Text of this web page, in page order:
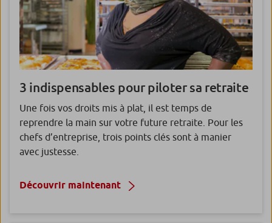
3 indispensables pourpiloter sa retraite
Une fois vos droits mis à plat, il est temps de
reprendre la main sur votre future retraite. Pour les
chefs d’entreprise, trois points clés sont à manier
avec justesse.
Découvrir maintenant